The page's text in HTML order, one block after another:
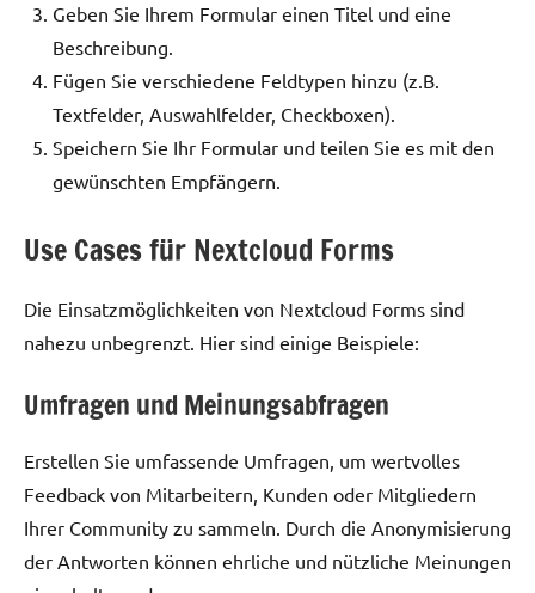
Geben Sie Ihrem Formular einen Titel und eine
Beschreibung.
Fügen Sie verschiedene Feldtypen hinzu (z.B.
Textfelder, Auswahlfelder, Checkboxen).
Speichern Sie Ihr Formular und teilen Sie es mit den
gewünschten Empfängern.
Use Cases für Nextcloud Forms
Die Einsatzmöglichkeiten von Nextcloud Forms sind
nahezu unbegrenzt. Hier sind einige Beispiele:
Umfragen und Meinungsabfragen
Erstellen Sie umfassende Umfragen, um wertvolles
Feedback von Mitarbeitern, Kunden oder Mitgliedern
Ihrer Community zu sammeln. Durch die Anonymisierung
der Antworten können ehrliche und nützliche Meinungen